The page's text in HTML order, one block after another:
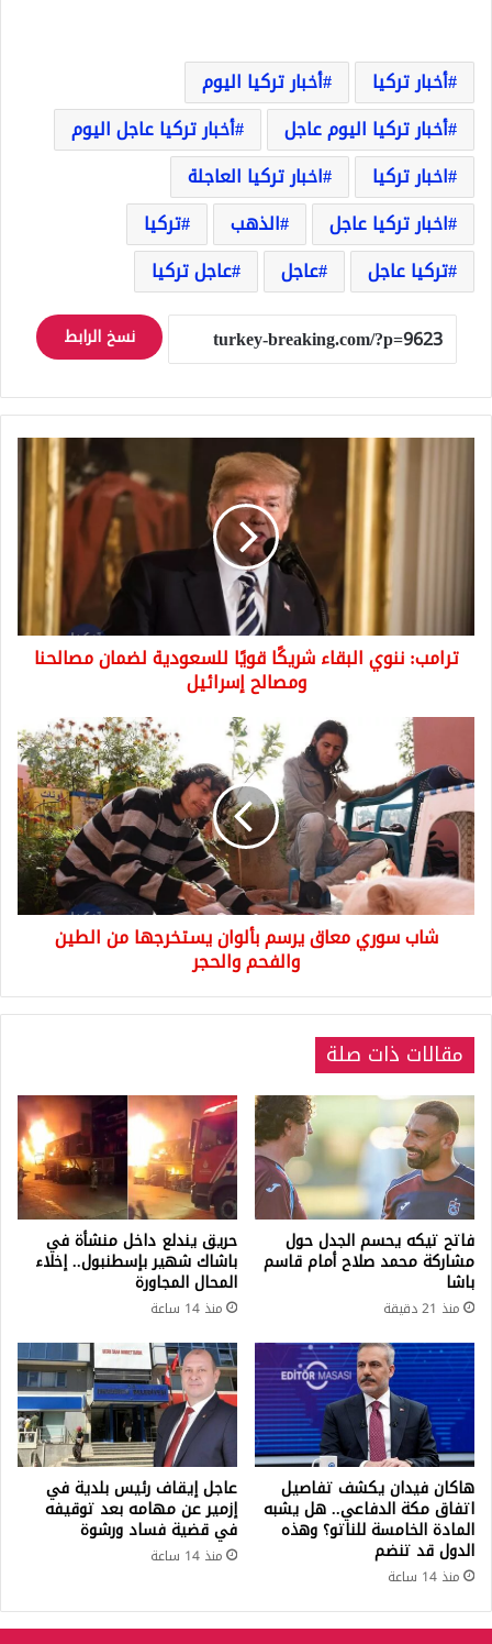
أخبار تركيا
أخبار تركيا اليوم
أخبار تركيا اليوم عاجل
أخبار تركيا عاجل اليوم
اخبار تركيا
اخبار تركيا العاجلة
اخبار تركيا عاجل
الذهب
تركيا
تركيا عاجل
عاجل عاجل تركيا
نسخ الرابط
ومصالح
إسرائيل
ترامب: ننوي البقاء شريكًا قويًا للسعودية لضمان مصالحنا
ومصالح إسرائيل
معاق
يرسم
بألوان
يستخرجها
من
الطين
والفحم
شاب سوري معاق يرسم بألوان يستخرجها من الطين
والفحم والحجر
مقالات ذات صلة
فاتح تيكه يحسم الجدل حول
مشاركة محمد صلاح أمام قاسم
باشا
منذ 21 دقيقة
حريق يندلع داخل منشأة في
باشاك شهير بإسطنبول.. إخلاء
المحال المجاورة
منذ 14 ساعة
هاكان فيدان يكشف تفاصيل
اتفاق مكة الدفاعي.. هل يشبه
المادة الخامسة للناتو؟ وهذه
الدول قد تنضم
منذ 14 ساعة
عاجل إيقاف رئيس بلدية في
إزمير عن مهامه بعد توقيفه
في قضية فساد ورشوة
منذ 14 ساعة